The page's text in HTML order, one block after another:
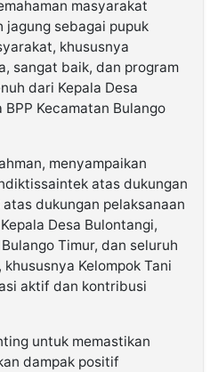
masyarakat
sebagai pupuk
khususnya
sangat baik, dan program
dari Kepala Desa
Kecamatan Bulango
menyampaikan
atas dukungan
dukungan pelaksanaan
Desa Bulontangi,
Timur, dan seluruh
Kelompok Tani
aktif dan kontribusi
untuk memastikan
dampak positif